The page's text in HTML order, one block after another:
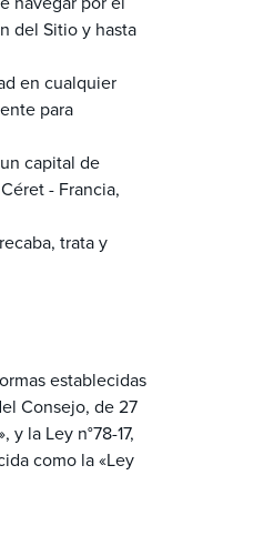
del Sitio y hasta
en cualquier
para
capital de
- Francia,
trata y
establecidas
Consejo, de 27
la Ley n°78-17,
como la «Ley